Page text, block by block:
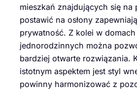
mieszkań znajdujących się na
postawić na osłony
prywatność. Z kolei w domach
jednorodzinnych można
bardziej otwarte rozwiązania.
istotnym aspektem jest styl
powinny harmonizować z